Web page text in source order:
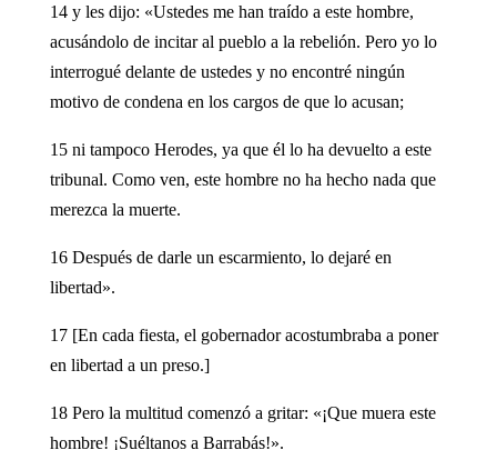
14 y les dijo: «Ustedes me han traído a este hombre,
acusándolo de incitar al pueblo a la rebelión. Pero yo lo
interrogué delante de ustedes y no encontré ningún
motivo de condena en los cargos de que lo acusan;
15 ni tampoco Herodes, ya que él lo ha devuelto a este
tribunal. Como ven, este hombre no ha hecho nada que
merezca la muerte.
16 Después de darle un escarmiento, lo dejaré en
libertad».
17 [En cada fiesta, el gobernador acostumbraba a poner
en libertad a un preso.]
18 Pero la multitud comenzó a gritar: «¡Que muera este
hombre! ¡Suéltanos a Barrabás!».